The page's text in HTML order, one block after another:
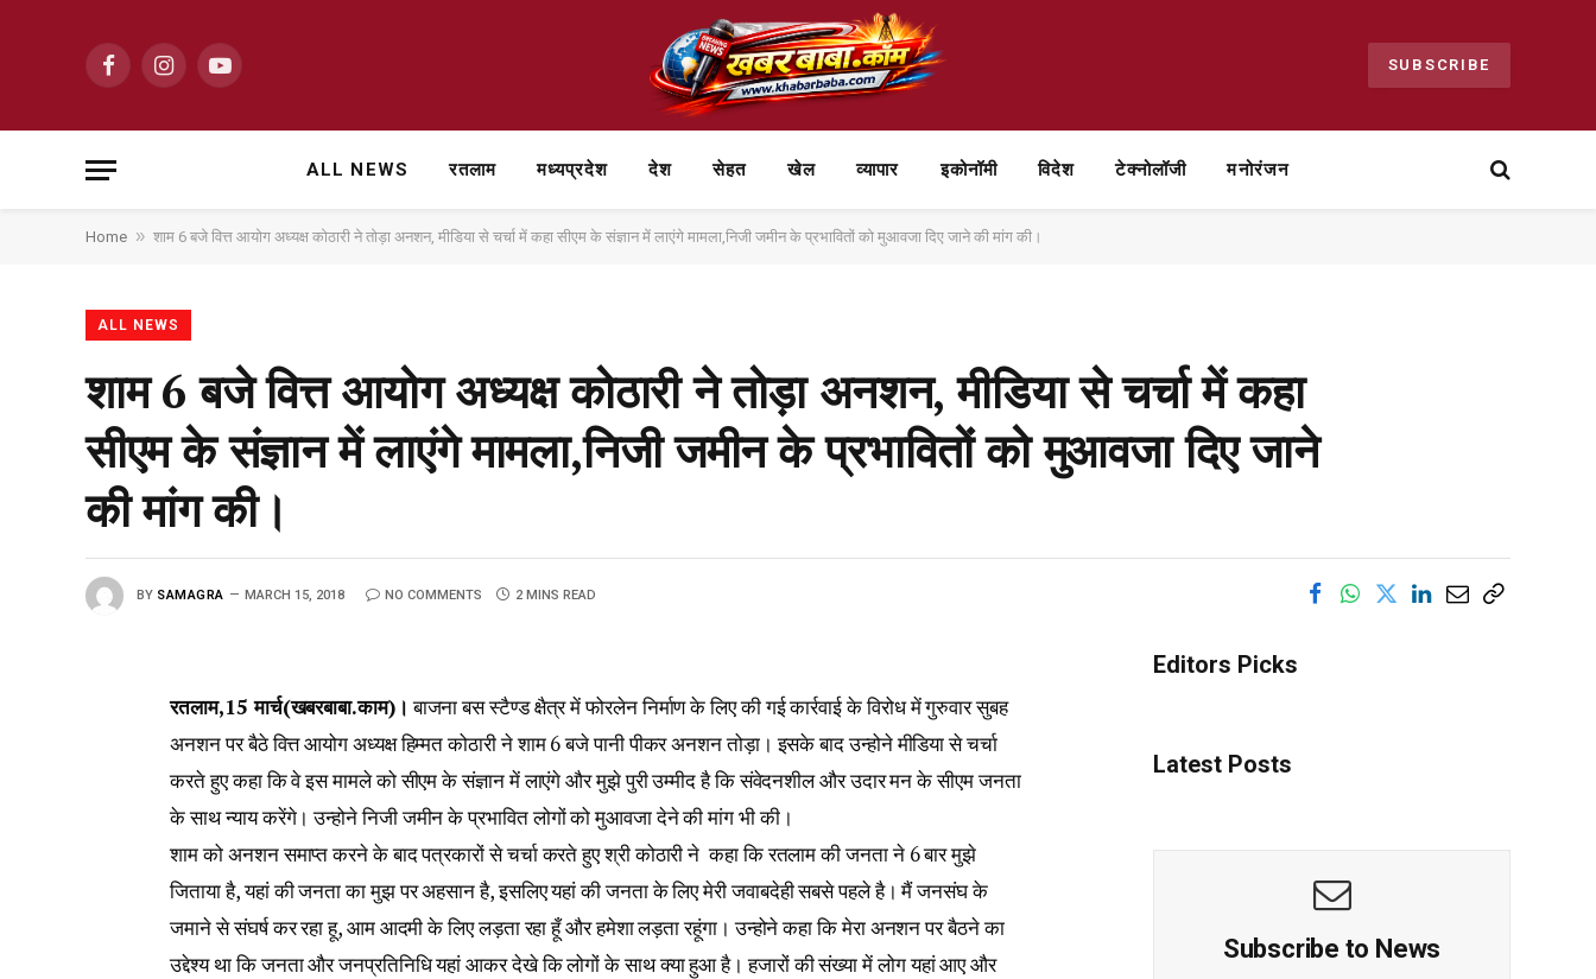
FacebookInstagramYouTube SUBSCRIBE
ALL NEWS रतलाम मध्यप्रदेश देश सेहत खेल व्यापार ⁠इकोनॉमी विदेश टेक्नोलॉजी मनोरंजन
Home » शाम 6 बजे वित्त आयोग अध्यक्ष कोठारी ने तोड़ा अनशन, मीडिया से चर्चा में कहा सीएम के संज्ञान में लाएंगे मामला,निजी जमीन के प्रभावितों को मुआवजा दिए जाने की मांग की।
ALL NEWS
शाम 6 बजे वित्त आयोग अध्यक्ष कोठारी ने तोड़ा अनशन, मीडिया से चर्चा में कहा
सीएम के संज्ञान में लाएंगे मामला,निजी जमीन के प्रभावितों को मुआवजा दिए जाने
की मांग की।
BY SAMAGRA MARCH 15, 2018 NO COMMENTS 2 MINS READ
रतलाम,15 मार्च(खबरबाबा.काम)। बाजना बस स्टैण्ड क्षैत्र में फोरलेन निर्माण के लिए की गई कार्रवाई के विरोध में गुरुवार सुबह
अनशन पर बैठे वित्त आयोग अध्यक्ष हिम्मत कोठारी ने शाम 6 बजे पानी पीकर अनशन तोड़ा। इसके बाद उन्होने मीडिया से चर्चा
करते हुए कहा कि वे इस मामले को सीएम के संज्ञान में लाएंगे और मुझे पुरी उम्मीद है कि संवेदनशील और उदार मन के सीएम जनता
के साथ न्याय करेंगे। उन्होने निजी जमीन के प्रभावित लोगों को मुआवजा देने की मांग भी की।
शाम को अनशन समाप्त करने के बाद पत्रकारों से चर्चा करते हुए श्री कोठारी ने कहा कि रतलाम की जनता ने 6 बार मुझे
जिताया है, यहां की जनता का मुझ पर अहसान है, इसलिए यहां की जनता के लिए मेरी जवाबदेही सबसे पहले है। मैं जनसंघ के
जमाने से संघर्ष कर रहा हू, आम आदमी के लिए लड़ता रहा हूँ और हमेशा लड़ता रहूंगा। उन्होने कहा कि मेरा अनशन पर बैठने का
उद्देश्य था कि जनता और जनप्रतिनिधि यहां आकर देखे कि लोगों के साथ क्या हुआ है। हजारों की संख्या में लोग यहां आए और
Editors Picks
Latest Posts
Subscribe to News